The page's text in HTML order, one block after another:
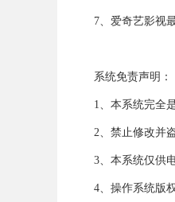
7、爱奇艺影视
系统免责声明：
1、本系统完全
2、禁止修改并
3、本系统仅供
4、操作系统版